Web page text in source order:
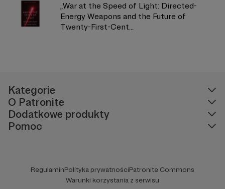
„War at the Speed of Light: Directed-
Energy Weapons and the Future of
Twenty-First-Cent...
Kategorie
O Patronite
Dodatkowe produkty
Pomoc
RegulaminPolityka prywatnościPatronite Commons
Warunki korzystania z serwisu